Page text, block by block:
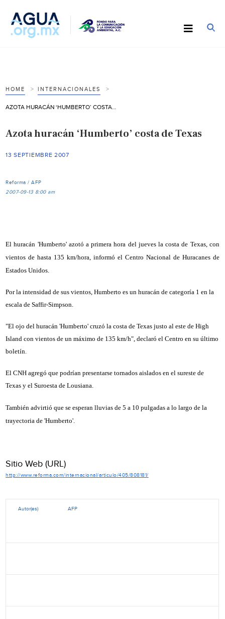
HOME INTERNACIONALES
Azota huracán ‘Humberto’ costa de Texas
13 SEPTIEMBRE 2007
Reforma / AFP
2007-09-13 8:00 am
El huracán 'Humberto' azotó a primera hora del jueves la costa de Texas, con
vientos de hasta 135 km/hora, informó el Centro Nacional de Huracanes de
Estados Unidos.
Por la intensidad de sus vientos, Humberto es un huracán de categoría 1 en la
escala de Saffir-Simpson.
"El ojo del huracán 'Humberto' cruzó la costa de Texas justo al este de High
Island con vientos de un máximo de 135 km/h", declaró el Centro en su último
boletín.
El CNH agregó que podrían presentarse tornados aislados en el sureste de
Texas y el Suroesta de Lousiana.
También advirtió que se esperan lluvias de 5 a 10 pulgadas a lo largo de la
trayectoria de 'Humberto'.
Sitio Web (URL)
http://www.reforma.com/internacional/articulo/405/808181/
Autor(es) AFP